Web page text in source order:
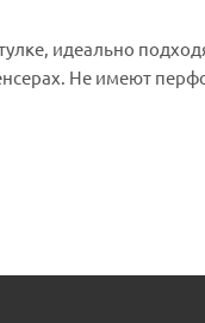
идеально
Не имеют